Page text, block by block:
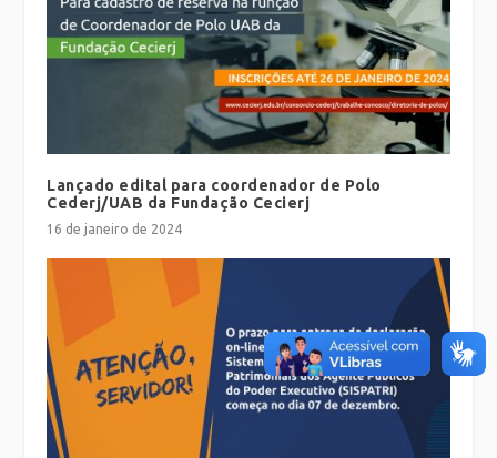
Lançado edital para coordenador de Polo
Cederj/UAB da Fundação Cecierj
16 de janeiro de 2024